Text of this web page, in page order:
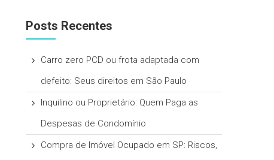
Posts Recentes
Carro zero PCD ou frota adaptada com
defeito: Seus direitos em São Paulo
Inquilino ou Proprietário: Quem Paga as
Despesas de Condomínio
Compra de Imóvel Ocupado em SP: Riscos,